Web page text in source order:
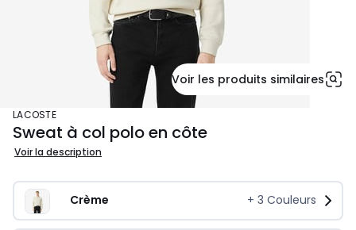
Voir les produits similaires
LACOSTE
Sweat à col polo en côte
Voir la description
Crème + 3 Couleurs